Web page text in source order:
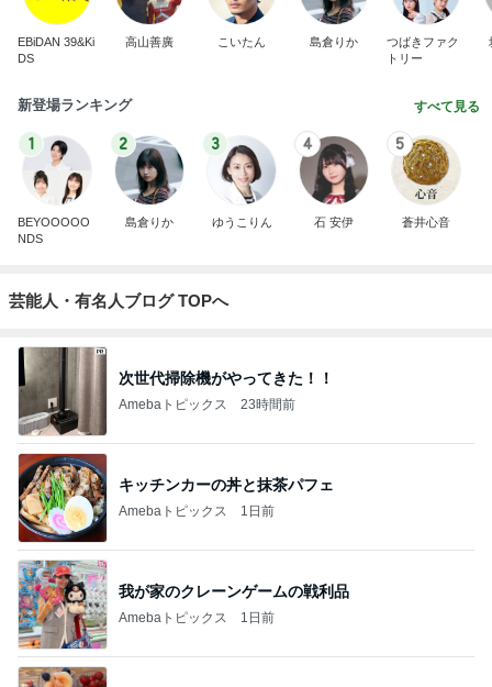
EBiDAN 39&Ki
DS
高山善廣 こいたん 島倉りか
つばきファク
トリー
新登場ランキング すべて見る
1
BEYOOOOO
NDS
2
島倉りか
3
ゆうこりん
4
石 安伊
5
蒼井心音
芸能人・有名人ブログ TOPへ
次世代掃除機がやってきた！！
Amebaトピックス 23時間前
キッチンカーの丼と抹茶パフェ
Amebaトピックス 1日前
我が家のクレーンゲームの戦利品
Amebaトピックス 1日前